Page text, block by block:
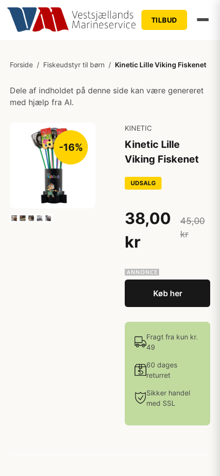
TILBUD
Forside / Fiskeudstyr til børn / Kinetic Lille Viking Fiskenet
Dele af indholdet på denne side kan være genereret
med hjælp fra AI.
-16%
KINETIC
Kinetic Lille
Viking Fiskenet
UDSALG
38,00
kr
45,00
kr
Køb her
Fragt fra kun kr.
49
60 dages
returret
Sikker handel
med SSL